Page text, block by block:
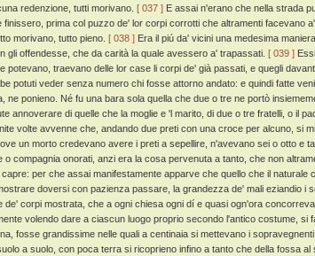
redenzione, tutti morivano. [ 037 ] E assai n'erano che nella strada
finissero, prima col puzzo de' lor corpi corrotti che altramenti facevano
morivano, tutto pieno. [ 038 ] Era il piú da' vicini una medesima
gli offendesse, che da carità la quale avessero a' trapassati. [ 039 ]
potevano, traevano delle lor case li corpi de' già passati, e quegli
potuti veder senza numero chi fosse attorno andato: e quindi fatte
ne ponieno. Né fu una bara sola quella che due o tre ne portò
annoverare di quelle che la moglie e 'l marito, di due o tre fratelli, o il
volte avvenne che, andando due preti con una croce per alcuno, si
un morto credevano avere i preti a sepellire, n'avevano sei o otto e
o compagnia onorati, anzi era la cosa pervenuta a tanto, che non
per che assai manifestamente apparve che quello che il naturale
doversi con pazienza passare, la grandezza de' mali eziandio i
de' corpi mostrata, che a ogni chiesa ogni dí e quasi ogn'ora
volendo dare a ciascun luogo proprio secondo l'antico costume, si
fosse grandissime nelle quali a centinaia si mettevano i
a suolo, con poca terra si ricoprieno infino a tanto che della fossa al